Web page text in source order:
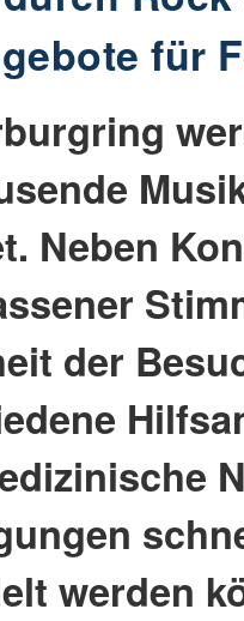
für
Neben
der
werden